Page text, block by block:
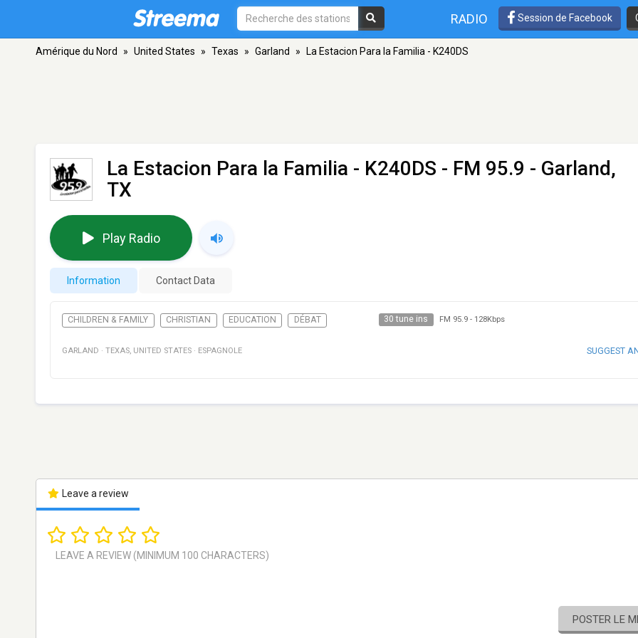
RADIO Session de Facebook
Amérique du Nord » United States » Texas » Garland » La Estacion Para la Familia - K240DS
La Estacion Para la Familia - K240DS - FM 95.9 - Garland,
TX
Play Radio
Information Contact Data
CHILDREN & FAMILY CHRISTIAN EDUCATION DÉBAT 30 tune ins FM 95.9- 128Kbps
GARLAND · TEXAS, UNITED STATES · ESPAGNOLE SUGGEST
Leave a review
POSTER LE